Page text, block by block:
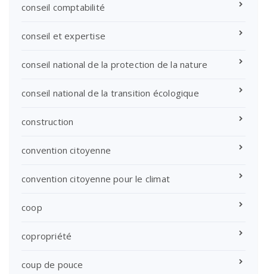
conseil comptabilité
conseil et expertise
conseil national de la protection de la nature
conseil national de la transition écologique
construction
convention citoyenne
convention citoyenne pour le climat
coop
copropriété
coup de pouce